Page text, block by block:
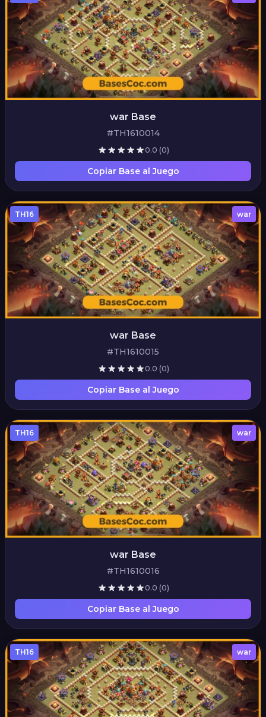
war Base
#TH1610014
0.0 (0)
Copiar Base al Juego
TH16 war
war Base
#TH1610015
0.0 (0)
Copiar Base al Juego
TH16 war
war Base
#TH1610016
0.0 (0)
Copiar Base al Juego
TH16 war